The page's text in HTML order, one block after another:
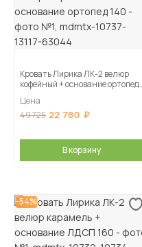
Кровать Лирика ЛК-2 велюр
кофейный + основание ортопед
Цена
49 725 22 780
В корзину
-54%